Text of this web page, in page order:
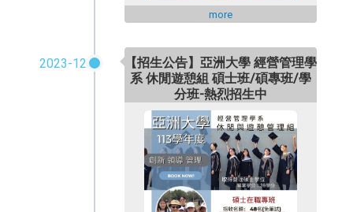
more
2023-12
【招生公告】亞洲大學 經營管理學
系 休閒遊憩組 碩士班/碩專班/學
分班-熱烈招生中